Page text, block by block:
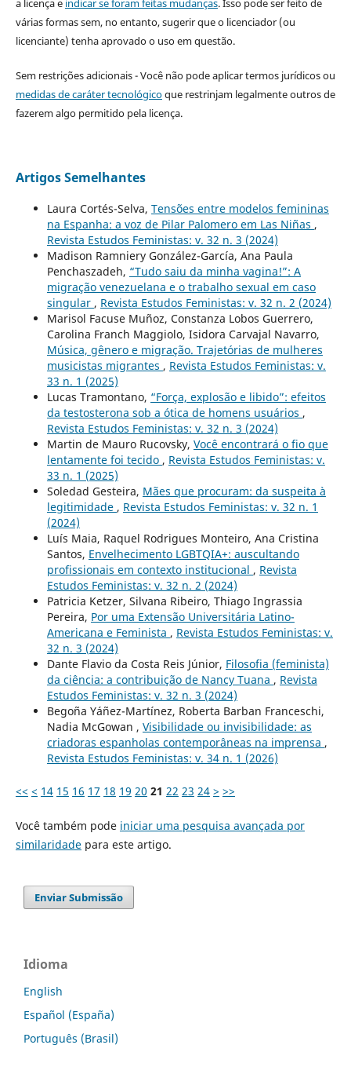
a licença e indicar se foram feitas mudanças. Isso pode ser feito de
várias formas sem, no entanto, sugerir que o licenciador (ou
licenciante) tenha aprovado o uso em questão.
Sem restrições adicionais - Você não pode aplicar termos jurídicos ou
medidas de caráter tecnológicoque restrinjam legalmente outros de
fazerem algo permitido pela licença.
Artigos Semelhantes
Laura Cortés-Selva, Tensões entre modelos femininas
na Espanha: a voz de Pilar Palomero em Las Niñas ,
Revista Estudos Feministas: v. 32 n. 3 (2024)
Madison Ramniery González-García, Ana Paula
Penchaszadeh, “Tudo saiu da minha vagina!”: A
migração venezuelana e o trabalho sexual em caso
singular , Revista Estudos Feministas: v. 32 n. 2 (2024)
Marisol Facuse Muñoz, Constanza Lobos Guerrero,
Carolina Franch Maggiolo, Isidora Carvajal Navarro,
Música, gênero e migração. Trajetórias de mulheres
musicistas migrantes , Revista Estudos Feministas: v.
33 n. 1 (2025)
Lucas Tramontano, “Força, explosão e libido”: efeitos
da testosterona sob a ótica de homens usuários ,
Revista Estudos Feministas: v. 32 n. 3 (2024)
Martin de Mauro Rucovsky, Você encontrará o fio que
lentamente foi tecido , Revista Estudos Feministas: v.
33 n. 1 (2025)
Soledad Gesteira, Mães que procuram: da suspeita à
legitimidade , Revista Estudos Feministas: v. 32 n. 1
(2024)
Luís Maia, Raquel Rodrigues Monteiro, Ana Cristina
Santos, Envelhecimento LGBTQIA+: auscultando
profissionais em contexto institucional , Revista
Estudos Feministas: v. 32 n. 2 (2024)
Patricia Ketzer, Silvana Ribeiro, Thiago Ingrassia
Pereira, Por uma Extensão Universitária Latino-
Americana e Feminista , Revista Estudos Feministas: v.
32 n. 3 (2024)
Dante Flavio da Costa Reis Júnior, Filosofia (feminista)
da ciência: a contribuição de Nancy Tuana , Revista
Estudos Feministas: v. 32 n. 3 (2024)
Begoña Yáñez-Martínez, Roberta Barban Franceschi,
Nadia McGowan , Visibilidade ou invisibilidade: as
criadoras espanholas contemporâneas na imprensa ,
Revista Estudos Feministas: v. 34 n. 1 (2026)
<< < 14 15 16 17 18 19 20 21 22 23 24 > >>
Você também pode iniciar uma pesquisa avançada por
similaridadepara este artigo.
Enviar Submissão
Idioma
English
Español (España)
Português (Brasil)